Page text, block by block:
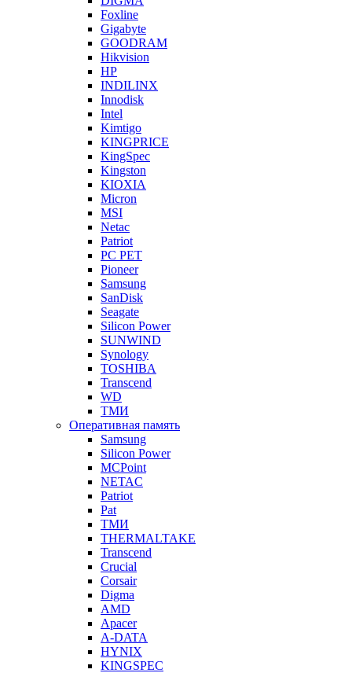
Foxline
Gigabyte
GOODRAM
Hikvision
HP
INDILINX
Innodisk
Intel
Kimtigo
KINGPRICE
KingSpec
Kingston
KIOXIA
Micron
MSI
Netac
Patriot
PC PET
Pioneer
Samsung
SanDisk
Seagate
Silicon Power
SUNWIND
Synology
TOSHIBA
Transcend
WD
ТМИ
Оперативная память
Samsung
Silicon Power
MCPoint
NETAC
Patriot
Pat
ТМИ
THERMALTAKE
Transcend
Crucial
Corsair
Digma
AMD
Apacer
A-DATA
HYNIX
KINGSPEC